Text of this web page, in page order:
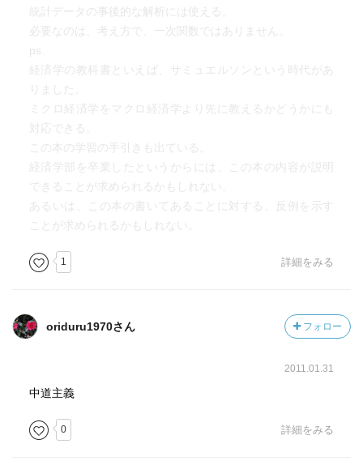
統計データの事後的な解析には使える。
必要なのは、考え方で、一次関数ではありません。
ps.
経済学の教科書といえば、サミュエルソンという時代があ
りました。
ミクロ経済学をマクロ経済学より先に教えるかどうかにも
対応できる。
この本の学習の手引きも出ている。
経済学部を卒業したというからには、この本の内容が説明
できることが求められるかもしれない。
あるいは、この本の書いてあることに対する、反例を示す
ことが求められるかもしれない。
1 詳細をみる
oriduru1970さん フォロー
2011.01.31
中道主義
0 詳細をみる